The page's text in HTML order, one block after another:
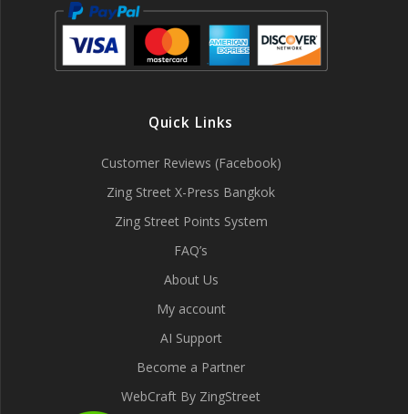
Quick Links
Customer Reviews (Facebook)
Zing Street X-Press Bangkok
Zing Street Points System
FAQ’s
About Us
My account
AI Support
Become a Partner
WebCraft By ZingStreet